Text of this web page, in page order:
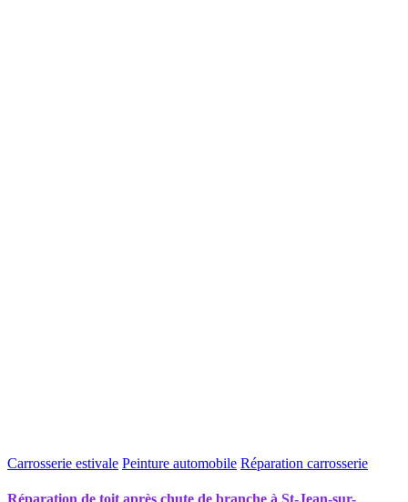
Carrosserie estivale Peinture automobile Réparation carrosserie